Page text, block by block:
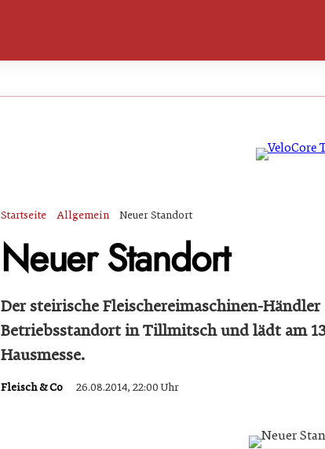
Startseite Allgemein Neuer Standort
Neuer Standort
Der steirische Fleischereimaschinen-
Betriebsstandort in Tillmitsch und lädt am
Hausmesse.
Fleisch & Co 26.08.2014, 22:00 Uhr